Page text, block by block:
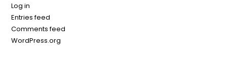
Log in
Entries feed
Comments feed
WordPress.org